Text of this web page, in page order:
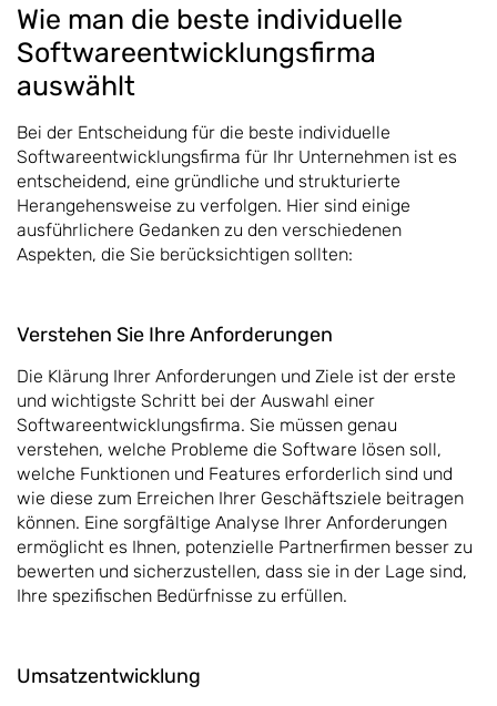
Wie man die beste individuelle
Softwareentwicklungsfirma
auswählt
Bei der Entscheidung für die beste individuelle
Softwareentwicklungsfirma für Ihr Unternehmen ist es
entscheidend, eine gründliche und strukturierte
Herangehensweise zu verfolgen. Hier sind einige
ausführlichere Gedanken zu den verschiedenen
Aspekten, die Sie berücksichtigen sollten:
Verstehen Sie Ihre Anforderungen
Die Klärung Ihrer Anforderungen und Ziele ist der erste
und wichtigste Schritt bei der Auswahl einer
Softwareentwicklungsfirma. Sie müssen genau
verstehen, welche Probleme die Software lösen soll,
welche Funktionen und Features erforderlich sind und
wie diese zum Erreichen Ihrer Geschäftsziele beitragen
können. Eine sorgfältige Analyse Ihrer Anforderungen
ermöglicht es Ihnen, potenzielle Partnerfirmen besser zu
bewerten und sicherzustellen, dass sie in der Lage sind,
Ihre spezifischen Bedürfnisse zu erfüllen.
Umsatzentwicklung